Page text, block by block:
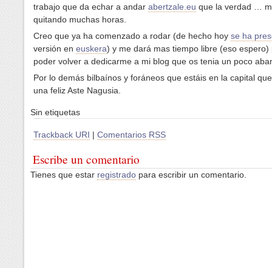
trabajo que da echar a andar abertzale.eu que la verdad …
quitando muchas horas.
Creo que ya ha comenzado a rodar (de hecho hoy se ha
versión en euskera) y me dará mas tiempo libre (eso espero)
poder volver a dedicarme a mi blog que os tenia un poco
Por lo demás bilbaínos y foráneos que estáis en la capital
una feliz Aste Nagusia.
Sin etiquetas
Trackback URI | Comentarios RSS
Escribe un comentario
Tienes que estar registrado para escribir un comentario.